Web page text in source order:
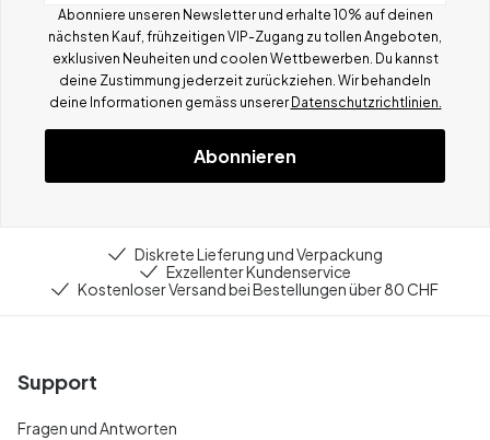
Abonniere unseren Newsletter und erhalte 10% auf deinen
nächsten Kauf, frühzeitigen VIP-Zugang zu tollen Angeboten,
exklusiven Neuheiten und coolen Wettbewerben. Du kannst
deine Zustimmung jederzeit zurückziehen. Wir behandeln
deine Informationen gemäss unserer Datenschutzrichtlinien.
Abonnieren
Diskrete Lieferung und Verpackung
Exzellenter Kundenservice
Kostenloser Versand bei Bestellungen über 80 CHF
Support
Fragen und Antworten